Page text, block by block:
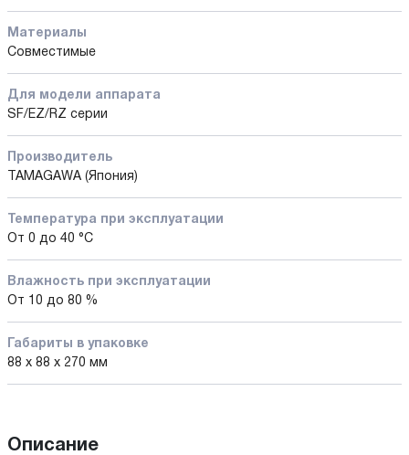
Материалы
Совместимые
Для модели аппарата
SF/EZ/RZ серии
Производитель
TAMAGAWA (Япония)
Температура при эксплуатации
От 0 до 40 °C
Влажность при эксплуатации
От 10 до 80 %
Габариты в упаковке
88 x 88 x 270 мм
Описание